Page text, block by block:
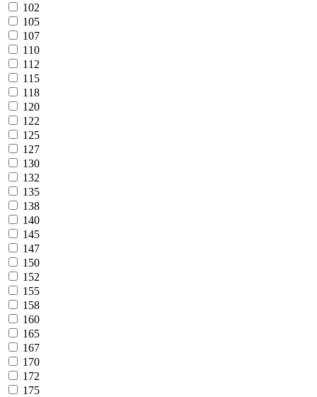
102
105
107
110
112
115
118
120
122
125
127
130
132
135
138
140
145
147
150
152
155
158
160
165
167
170
172
175